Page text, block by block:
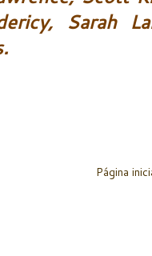
Sarah
Página